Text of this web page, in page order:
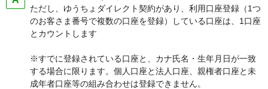
ただし、ゆうちょダイレクト契約があり、利用口座登録（1つ
のお客さま番号で複数の口座を登録）している口座は、1口座
とカウントします
※すでに登録されている口座と、カナ氏名・生年月日が一致
する場合に限ります。個人口座と法人口座、親権者口座と未
成年者口座等の組み合わせは登録できません。